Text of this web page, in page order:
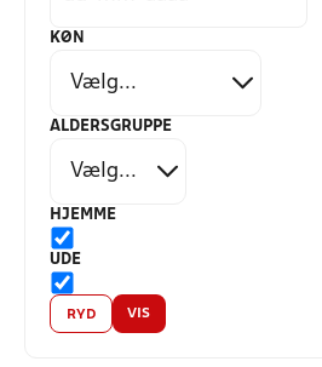
KØN
ALDERSGRUPPE
HJEMME
UDE
RYD VIS